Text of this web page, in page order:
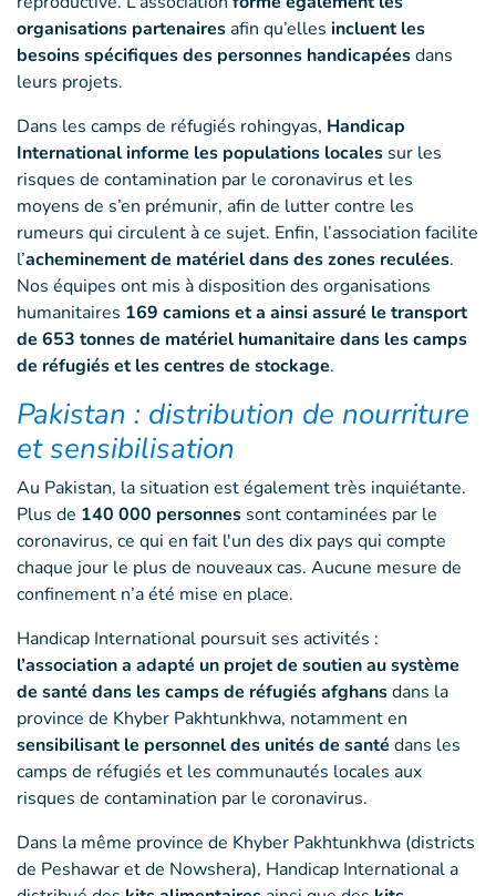
organisations partenairesafin qu’elles incluent les
besoins spécifiques des personnes handicapéesdans
leurs projets.
Dans les camps de réfugiés rohingyas, Handicap
International informe les populations locales sur les
risques de contamination par le coronavirus et les
moyens de s’en prémunir, afin de lutter contre les
rumeurs qui circulent à ce sujet. Enfin, l’association facilite
l’acheminement de matériel dans des zones reculées.
Nos équipes ont mis à disposition des organisations
humanitaires 169 camions et a ainsi assuré le transport
de 653 tonnes de matériel humanitaire dans les camps
de réfugiés et les centres de stockage.
Pakistan : distribution de nourriture
et sensibilisation
Au Pakistan, la situation est également très inquiétante.
Plus de 140 000 personnes sont contaminées par le
coronavirus, ce qui en fait l'un des dix pays qui compte
chaque jour le plus de nouveaux cas. Aucune mesure de
confinement n’a été mise en place.
Handicap International poursuit ses activités :
l’association a adapté un projet de soutien au système
de santé dans les camps de réfugiés afghansdans la
province de Khyber Pakhtunkhwa, notamment en
sensibilisant le personnel des unités de santé dans les
camps de réfugiés et les communautés locales aux
risques de contamination par le coronavirus.
Dans la même province de Khyber Pakhtunkhwa (districts
de Peshawar et de Nowshera), Handicap International a